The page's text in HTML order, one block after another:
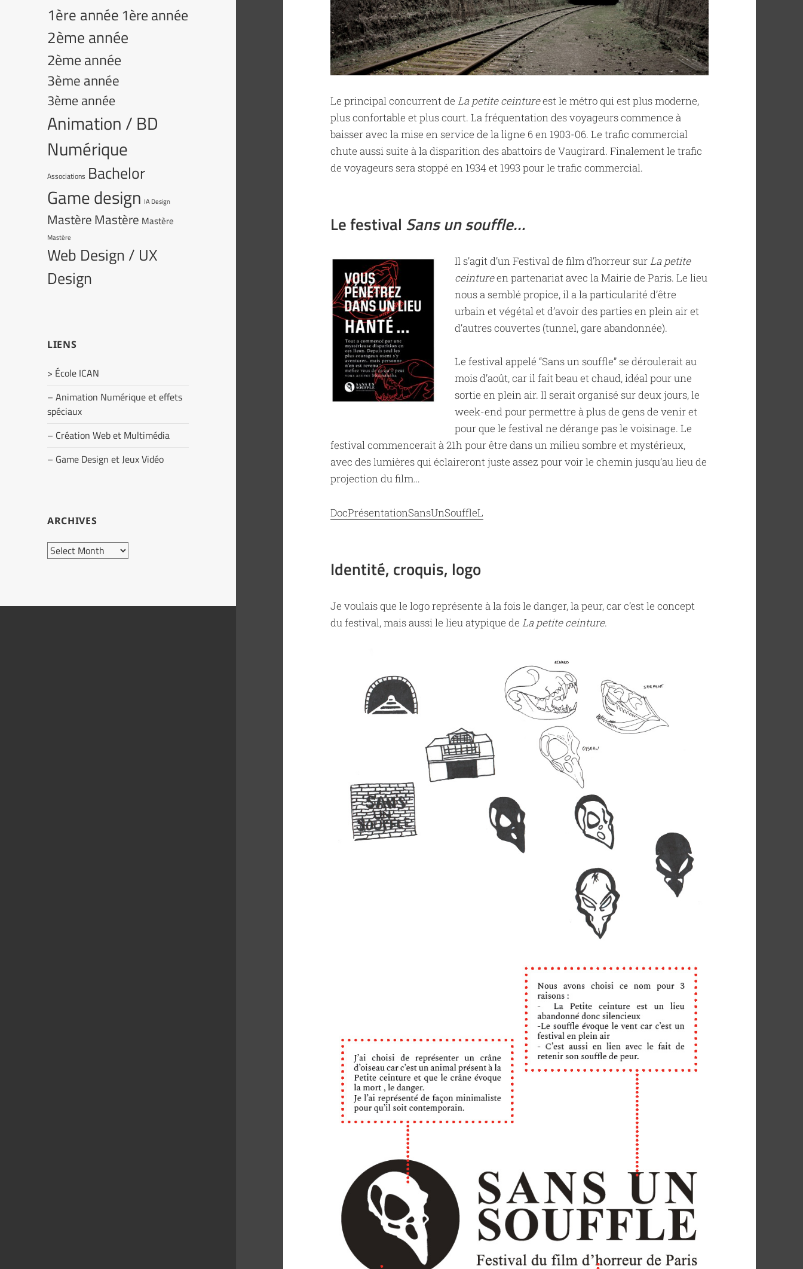
1ère année1ère année
2ème année
2ème année
3ème année
3ème année
Animation / BD
Numérique
Associations Bachelor
Game design IA Design
MastèreMastère Mastère
Mastère
Web Design / UX
Design
LIENS
> École ICAN
– Animation Numérique et effets
spéciaux
– Création Web et Multimédia
– Game Design et Jeux Vidéo
ARCHIVES
Archives
Le principal concurrent deLa petite ceintureest le métro qui est plus moderne,
plus confortable et plus court. La fréquentation des voyageurs commence à
baisser avec la mise en service de la ligne 6 en 1903-06. Le trafic commercial
chute aussi suite à la disparition des abattoirs de Vaugirard. Finalement le trafic
de voyageurs sera stoppé en 1934 et 1993 pour le trafic commercial.
Le festival Sans un souffle…
Il s’agit d’un Festival de film d’horreur surLa petite
ceintureen partenariat avec la Mairie de Paris. Le lieu
nous a semblé propice, il a la particularité d’être
urbain et végétal et d’avoir des parties en plein air et
d’autres couvertes (tunnel, gare abandonnée).
Le festival appelé “Sans un souffle” se déroulerait au
mois d’août, car il fait beau et chaud, idéal pour une
sortie en plein air. Il serait organisé sur deux jours, le
week-end pour permettre à plus de gens de venir et
pour que le festival ne dérange pas le voisinage. Le
festival commencerait à 21h pour être dans un milieu sombre et mystérieux,
avec des lumières qui éclaireront juste assez pour voir le chemin jusqu’au lieu de
projection du film…
DocPrésentationSansUnSouffleL
Identité, croquis, logo
Je voulais que le logo représente à la fois le danger, la peur, car c’est le concept
du festival, mais aussi le lieu atypique deLa petite ceinture.